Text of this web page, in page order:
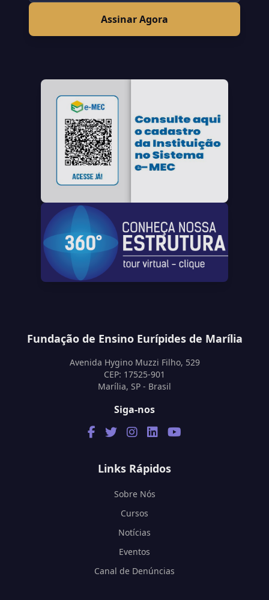
Assinar Agora
Fundação de Ensino Eurípides de Marília
Avenida Hygino Muzzi Filho, 529
CEP: 17525-901
Marília, SP - Brasil
Siga-nos
Links Rápidos
Sobre Nós
Cursos
Notícias
Eventos
Canal de Denúncias